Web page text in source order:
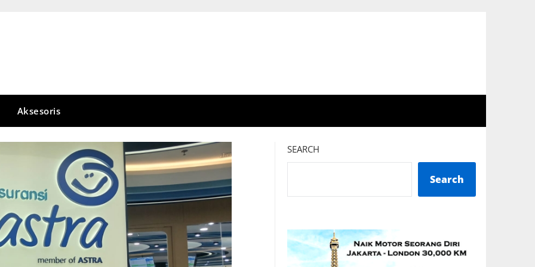
Aksesoris
SEARCH
Search